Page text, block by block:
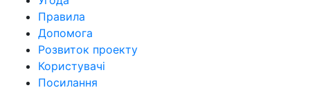
Правила
Допомога
Розвиток проекту
Користувачі
Посилання